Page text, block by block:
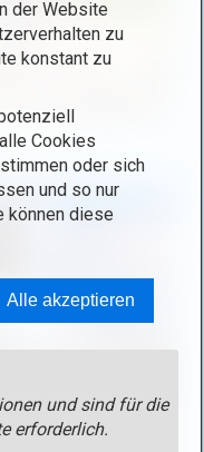
der Website
zu
konstant zu
Cookies
oder sich
und so nur
können diese
Alle akzeptieren
und sind für die
erforderlich.